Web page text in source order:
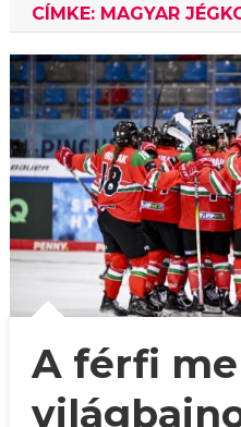
CÍMKE: MAGYAR
A férfi